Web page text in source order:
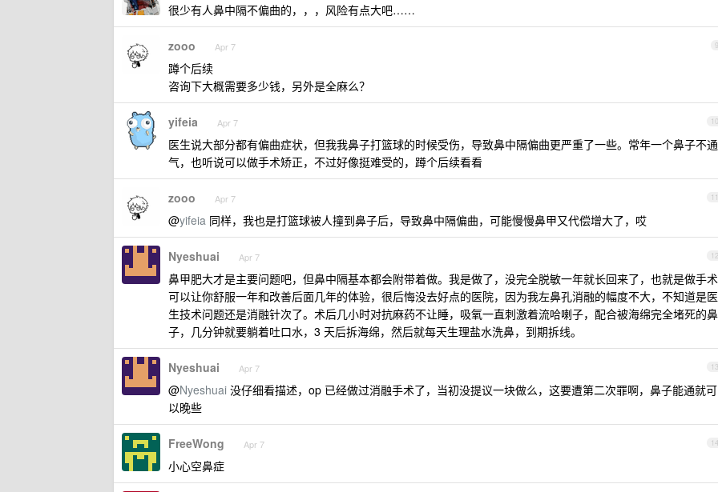
很少有人鼻中隔不偏曲的，，，风险有点大吧……
9
zooo Apr 7
蹲个后续
咨询下大概需要多少钱，另外是全麻么？
10
yifeia Apr 7
医生说大部分都有偏曲症状，但我我鼻子打篮球的时候受伤，导致鼻中隔偏曲更严重了一些。常年一个鼻子不通
气，也听说可以做手术矫正，不过好像挺难受的，蹲个后续看看
11
zooo Apr 7
@yifeia 同样，我也是打篮球被人撞到鼻子后，导致鼻中隔偏曲，可能慢慢鼻甲又代偿增大了，哎
12
Nyeshuai Apr 7
鼻甲肥大才是主要问题吧，但鼻中隔基本都会附带着做。我是做了，没完全脱敏一年就长回来了，也就是做手术
可以让你舒服一年和改善后面几年的体验，很后悔没去好点的医院，因为我左鼻孔消融的幅度不大，不知道是医
生技术问题还是消融针次了。术后几小时对抗麻药不让睡，吸氧一直刺激着流哈喇子，配合被海绵完全堵死的鼻
子，几分钟就要躺着吐口水，3 天后拆海绵，然后就每天生理盐水洗鼻，到期拆线。
13
Nyeshuai Apr 7
@Nyeshuai 没仔细看描述，op 已经做过消融手术了，当初没提议一块做么，这要遭第二次罪啊，鼻子能通就可
以晚些
14
FreeWong Apr 7
小心空鼻症